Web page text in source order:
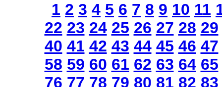
1 2 3 4 5 6 7 8 9 10 11
22 23 24 25 26 27 28 29
40 41 42 43 44 45 46 47
58 59 60 61 62 63 64 65
76 77 78 79 80 81 82 83